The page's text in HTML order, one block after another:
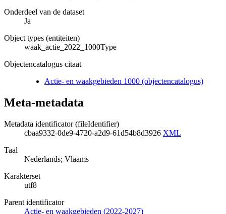
Onderdeel van de dataset
Ja
Object types (entiteiten)
waak_actie_2022_1000Type
Objectencatalogus citaat
Actie- en waakgebieden 1000 (objectencatalogus)
Meta-metadata
Metadata identificator (fileIdentifier)
cbaa9332-0de9-4720-a2d9-61d54b8d3926 XML
Taal
Nederlands; Vlaams
Karakterset
utf8
Parent identificator
Actie- en waakgebieden (2022-2027)